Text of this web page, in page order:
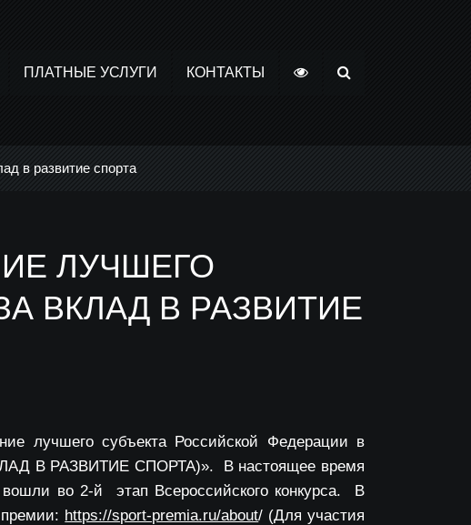
ПЛАТНЫЕ УСЛУГИ КОНТАКТЫ
в развитие спорта
ЛУЧШЕГО
ВКЛАД В РАЗВИТИЕ
лучшего субъекта Российской Федерации в
В РАЗВИТИЕ СПОРТА)». В настоящее время
во 2-й этап Всероссийского конкурса. В
https://sport-premia.ru/about/ (Для участия